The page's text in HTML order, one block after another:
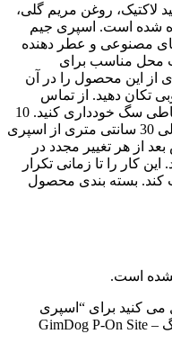
لاکتیک، روغن مریم گلی،
شده است. اسپری جیم
های مصنوعی و عطر دهنده
محل مناسب برای
از این محصول را در آن
تکان دهید. از تماس
اسپری با چشم ها، دهان و غشاهای مخاطی سگ خودداری کنید. 10
روز اول 3 تا 4 بار در روز از فاصله 20 الی 30 سانتی متری از اسپری
از هر تغییر مجدد در
کار را تا زمانی تکرار
کند. بسته بندی محصول
است.
می کنید برای “اسپری
تعلیم ادرار سگ با رایحه مطبوع جیم داگ – GimDog P-On Site